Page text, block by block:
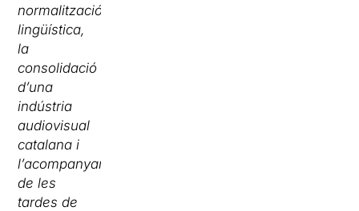
normalització
lingüística,
la
consolidació
d’una
indústria
audiovisual
catalana i
l’acompanyament
de les
tardes de